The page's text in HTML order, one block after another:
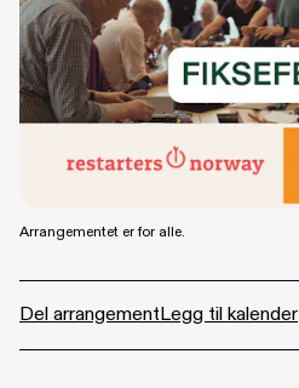
Arrangementet er for alle.
Del arrangementLegg til kalender